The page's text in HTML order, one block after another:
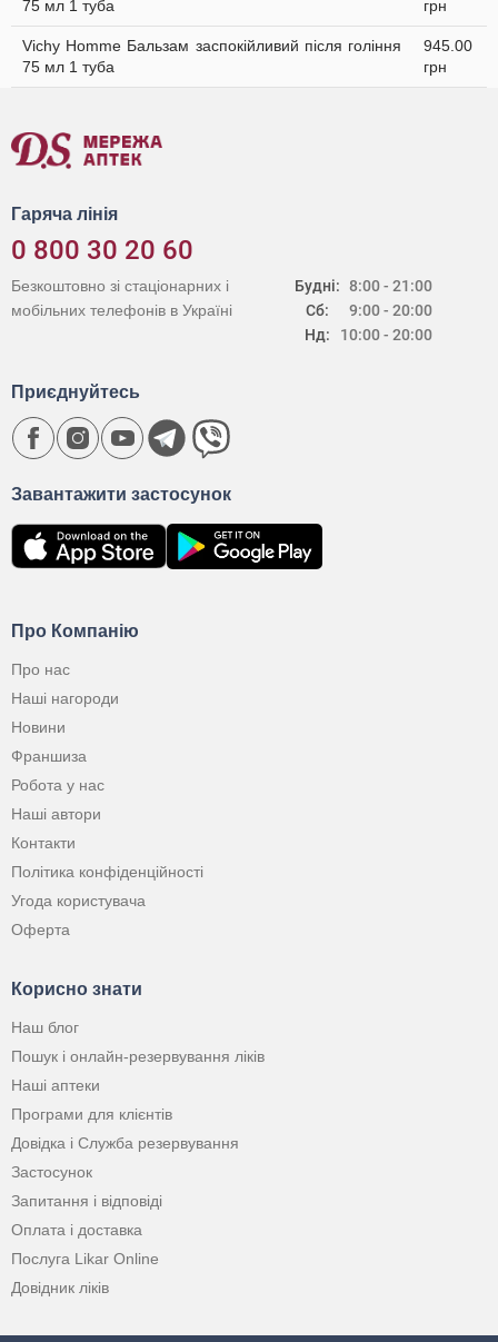
75 мл 1 туба
грн
Vichy Homme Бальзам заспокійливий після гоління
75 мл 1 туба
945.00
грн
Гаряча лінія
0 800 30 20 60
Будні:
Сб:
Нд:
8:00 - 21:00
9:00 - 20:00
10:00 - 20:00
Безкоштовно зі стаціонарних і
мобільних телефонів в Україні
Про Компанію
Про нас
Наші нагороди
Новини
Франшиза
Робота у нас
Наші автори
Контакти
Політика конфіденційності
Угода користувача
Оферта
Корисно знати
Наш блог
Пошук і онлайн-резервування ліків
Наші аптеки
Програми для клієнтів
Довідка і Служба резервування
Застосунок
Запитання і відповіді
Оплата і доставка
Послуга Likar Online
Довідник ліків
Завантажити застосунок
Приєднуйтесь